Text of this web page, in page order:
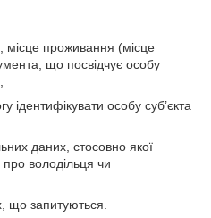
місце проживання (місце
що посвідчує особу
ідентифікувати особу суб’єкта
даних, стосовно якої
про володільця чи
що запитуються.